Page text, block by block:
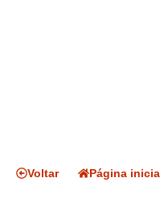
Voltar Página